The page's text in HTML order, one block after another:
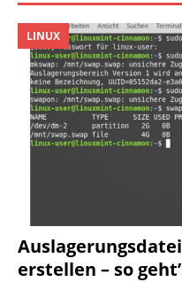
erstellen – so
LINUX